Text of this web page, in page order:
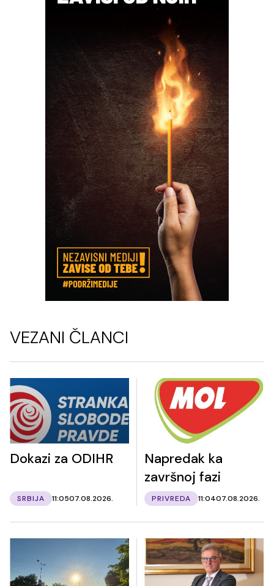
VEZANI ČLANCI
Dokazi za ODIHR
SRBIJA 11:0507.08.2026.
Napredak ka
završnoj fazi
PRIVREDA 11:0407.08.2026.